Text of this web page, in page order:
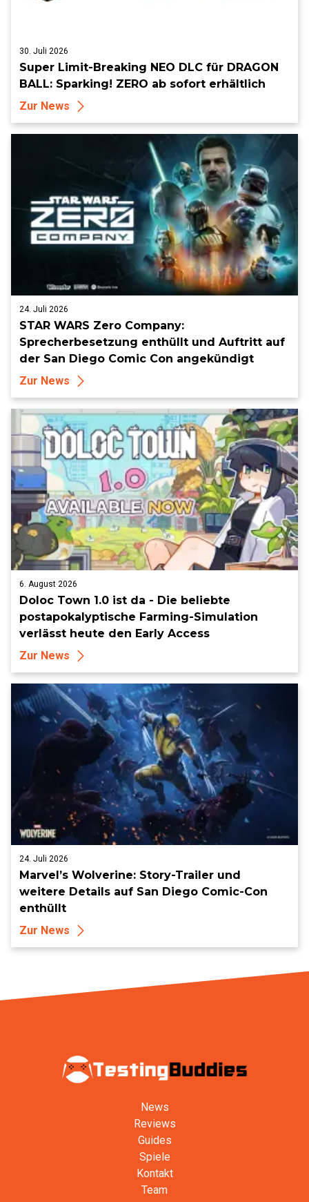
30. Juli 2026
Super Limit-Breaking NEO DLC für DRAGON
BALL: Sparking! ZERO ab sofort erhältlich
Zur News
24. Juli 2026
STAR WARS Zero Company:
Sprecherbesetzung enthüllt und Auftritt auf
der San Diego Comic Con angekündigt
Zur News
6. August 2026
Doloc Town 1.0 ist da - Die beliebte
postapokalyptische Farming-Simulation
verlässt heute den Early Access
Zur News
24. Juli 2026
Marvel’s Wolverine: Story-Trailer und
weitere Details auf San Diego Comic-Con
enthüllt
Zur News
News
Reviews
Guides
Spiele
Kontakt
Team